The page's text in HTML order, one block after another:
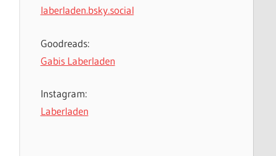
laberladen.bsky.social
Goodreads:
Gabis Laberladen
Instagram:
Laberladen